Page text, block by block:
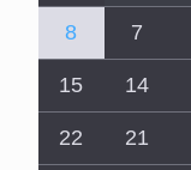
7
8
14
15
21
22